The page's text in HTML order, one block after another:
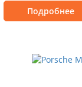
Подробнее